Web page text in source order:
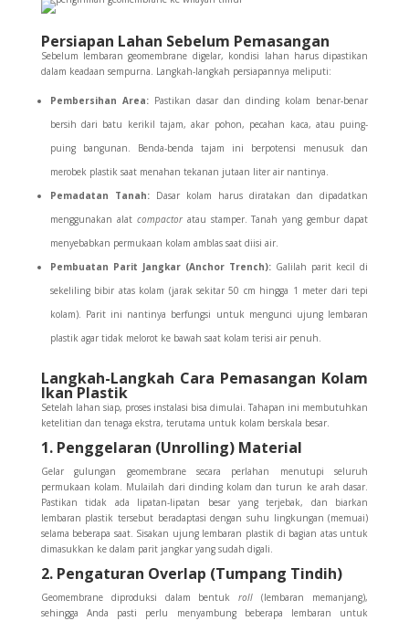
Persiapan Lahan Sebelum Pemasangan
Sebelum lembaran geomembrane digelar, kondisi lahan harus dipastikan
dalam keadaan sempurna. Langkah-langkah persiapannya meliputi:
Pembersihan Area:Pastikan dasar dan dinding kolam benar-benar
bersih dari batu kerikil tajam, akar pohon, pecahan kaca, atau puing-
puing bangunan. Benda-benda tajam ini berpotensi menusuk dan
merobek plastik saat menahan tekanan jutaan liter air nantinya.
Pemadatan Tanah:Dasar kolam harus diratakan dan dipadatkan
menggunakan alat compactoratau stamper. Tanah yang gembur dapat
menyebabkan permukaan kolam amblas saat diisi air.
Pembuatan Parit Jangkar (Anchor Trench): Galilah parit kecil di
sekeliling bibir atas kolam (jarak sekitar 50 cm hingga 1 meter dari tepi
kolam). Parit ini nantinya berfungsi untuk mengunci ujung lembaran
plastik agar tidak melorot ke bawah saat kolam terisi air penuh.
Langkah-Langkah Cara Pemasangan Kolam
Ikan Plastik
Setelah lahan siap, proses instalasi bisa dimulai. Tahapan ini membutuhkan
ketelitian dan tenaga ekstra, terutama untuk kolam berskala besar.
1. Penggelaran (Unrolling) Material
Gelar gulungan geomembrane secara perlahan menutupi seluruh
permukaan kolam. Mulailah dari dinding kolam dan turun ke arah dasar.
Pastikan tidak ada lipatan-lipatan besar yang terjebak, dan biarkan
lembaran plastik tersebut beradaptasi dengan suhu lingkungan (memuai)
selama beberapa saat. Sisakan ujung lembaran plastik di bagian atas untuk
dimasukkan ke dalam parit jangkar yang sudah digali.
2. Pengaturan Overlap (Tumpang Tindih)
Geomembrane diproduksi dalam bentukroll (lembaran memanjang),
sehingga Anda pasti perlu menyambung beberapa lembaran untuk